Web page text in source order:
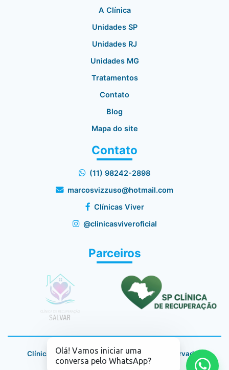
A Clínica
Unidades SP
Unidades RJ
Unidades MG
Tratamentos
Contato
Blog
Mapa do site
Contato
(11) 98242-2898
marcosvizzuso@hotmail.com
Clínicas Viver
@clinicasviveroficial
Parceiros
Clínicas Viver © 2026 - Todos os direitos reservados
Olá! Vamos iniciar uma
conversa pelo WhatsApp?